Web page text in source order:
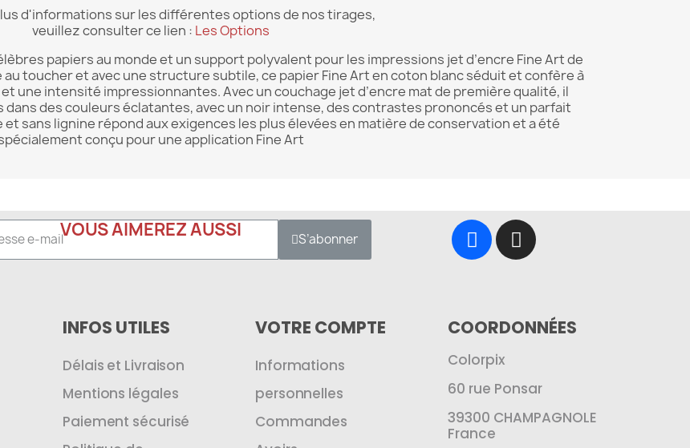
d'informations sur les différentes options de nos tirages,
veuillez consulter ce lien : Les Options
papiers au monde et un support polyvalent pour les impressions jet d’encre Fine Art de
toucher et avec une structure subtile, ce papier Fine Art en coton blanc séduit et confère à
une intensité impressionnantes. Avec un couchage jet d’encre mat de première qualité, il
des couleurs éclatantes, avec un noir intense, des contrastes prononcés et un parfait
sans lignine répond aux exigences les plus élevées en matière de conservation et a été
conçu pour une application Fine Art
VOUS AIMEREZ AUSSI S’abonner
INFOS UTILES
Délais et Livraison
Mentions légales
Paiement sécurisé
VOTRE COMPTE
Informations
personnelles
Commandes
COORDONNÉES
Colorpix
60 rue Ponsar
39300 CHAMPAGNOLE
France